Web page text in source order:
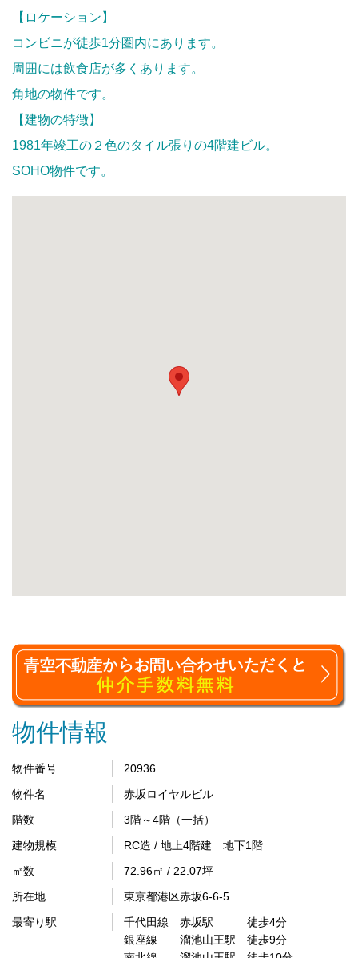
【ロケーション】
コンビニが徒歩1分圏内にあります。
周囲には飲食店が多くあります。
角地の物件です。
【建物の特徴】
1981年竣工の２色のタイル張りの4階建ビル。
SOHO物件です。
物件情報
物件番号
20936
物件名
赤坂ロイヤルビル
階数
3階～4階（一括）
建物規模
RC造 / 地上4階建 地下1階
㎡数
72.96㎡ / 22.07坪
所在地
東京都港区赤坂6-6-5
最寄り駅
千代田線 赤坂駅 徒歩4分
銀座線 溜池山王駅 徒歩9分